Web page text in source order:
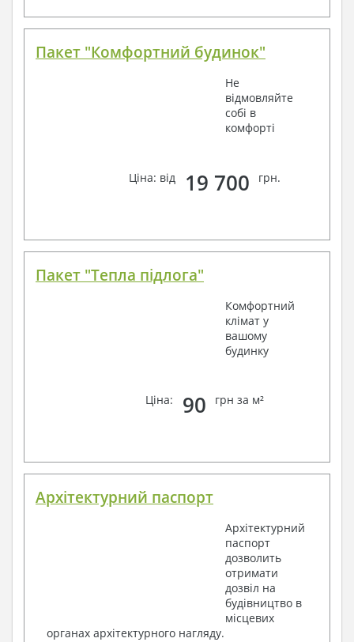
Пакет "Комфортний будинок"
Не
відмовляйте
собі в
комфорті
Ціна: від 19 700 грн.
Пакет "Тепла підлога"
Комфортний
клімат у
вашому
будинку
Ціна: 90 грн за м²
Архітектурний паспорт
Архітектурний
паспорт
дозволить
отримати
дозвіл на
будівництво в
місцевих
органах архітектурного нагляду.